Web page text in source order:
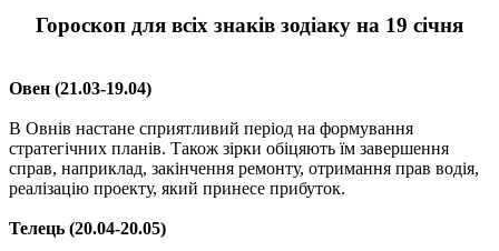
Гороскоп для всіх знаків зодіаку на 19 січня
Овен (21.03-19.04)
В Овнів настане сприятливий період на формування
стратегічних планів. Також зірки обіцяють їм завершення
справ, наприклад, закінчення ремонту, отримання прав водія,
реалізацію проекту, який принесе прибуток.
Телець (20.04-20.05)